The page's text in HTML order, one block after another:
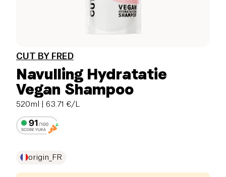
CUT BY FRED
Navulling Hydratatie
Vegan Shampoo
520ml | 63.71 €/L
origin_FR